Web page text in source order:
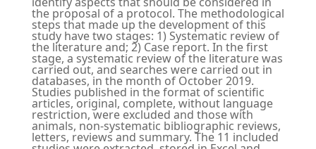
the proposal of a protocol. The methodological
steps that made up the development of this
study have two stages: 1) Systematic review of
the literature and; 2) Case report. In the first
stage, a systematic review of the literature was
carried out, and searches were carried out in
databases, in the month of October 2019.
Studies published in the format of scientific
articles, original, complete, without language
restriction, were excluded and those with
animals, non-systematic bibliographic reviews,
letters, reviews and summary. The 11 included